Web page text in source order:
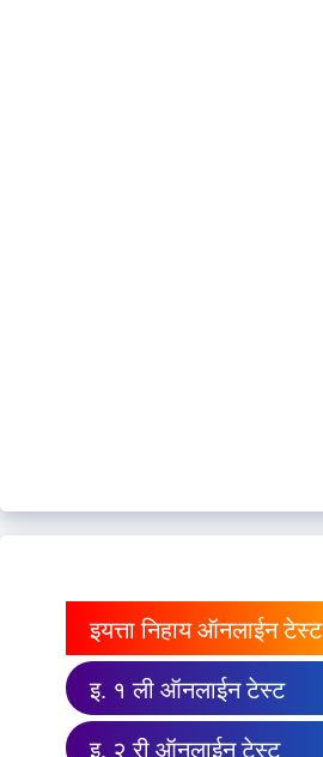
इयत्ता निहाय ऑनलाईन टेस्ट
इ. १ ली ऑनलाईन टेस्ट
इ. २ री ऑनलाईन टेस्ट